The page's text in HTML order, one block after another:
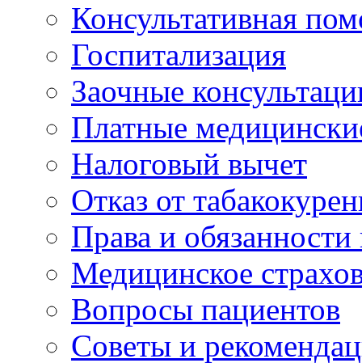
Консультативная
Госпитализация
Заочные
Платные
Налоговый вычет
Отказ от
Права и
Медицинское
Вопросы пациентов
Советы и